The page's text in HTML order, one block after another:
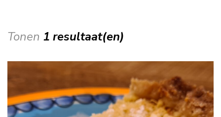
Tonen 1 resultaat(en)